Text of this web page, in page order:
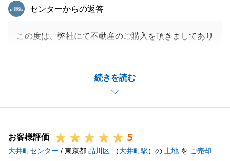
続きを読む
東急リバブル
センターからの返答
この度は、弊社にて不動産のご購入を頂きましてあり
完了することが出来て良かったです。
また、次回もお喜び頂けるよう物件紹介を積極的に行
わせて頂きます。
お客様評価 5
大井町センター / 東京都 品川区 （大井町駅）の 土地 を ご売却